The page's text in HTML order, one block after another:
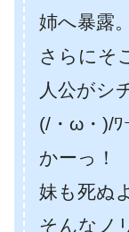
姉へ暴露。
さらにそ
人公がシ
(/・ω・)/ﾜ
かーっ！
妹も死ぬ
そんなノ